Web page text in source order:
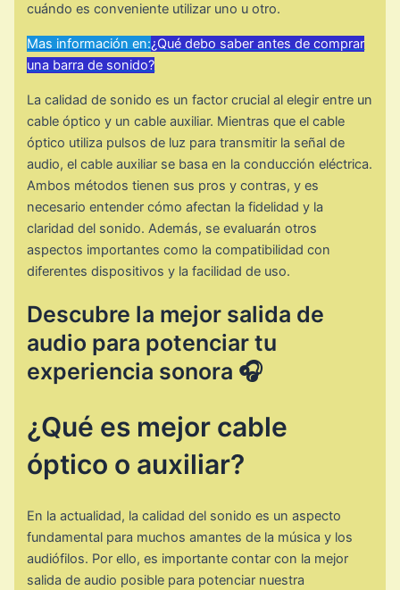
cuándo es conveniente utilizar uno u otro.
Mas información en:¿Qué debo saber antes de comprar
una barra de sonido?
La calidad de sonido es un factor crucial al elegir entre un
cable óptico y un cable auxiliar. Mientras que el cable
óptico utiliza pulsos de luz para transmitir la señal de
audio, el cable auxiliar se basa en la conducción eléctrica.
Ambos métodos tienen sus pros y contras, y es
necesario entender cómo afectan la fidelidad y la
claridad del sonido. Además, se evaluarán otros
aspectos importantes como la compatibilidad con
diferentes dispositivos y la facilidad de uso.
Descubre la mejor salida de
audio para potenciar tu
experiencia sonora 🎧
¿Qué es mejor cable
óptico o auxiliar?
En la actualidad, la calidad del sonido es un aspecto
fundamental para muchos amantes de la música y los
audiófilos. Por ello, es importante contar con la mejor
salida de audio posible para potenciar nuestra